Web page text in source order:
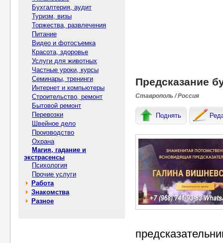
Бухгалтерия, аудит
Туризм, визы
Торжества, развлечения
Питание
Видео и фотосъемка
Красота, здоровье
Услуги для животных
Частные уроки, курсы
Семинары, тренинги
Интернет и компьютеры
Строительство, ремонт
Бытовой ремонт
Перевозки
Швейное дело
Производство
Охрана
Магия, гадание и
экстрасенсы
Психология
Прочие услуги
Работа
Знакомства
Разное
Предсказание
Ставрополь / Россия
Поднять